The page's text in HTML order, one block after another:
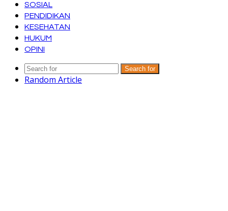
SOSIAL
PENDIDIKAN
KESEHATAN
HUKUM
OPINI
Search for
Random Article